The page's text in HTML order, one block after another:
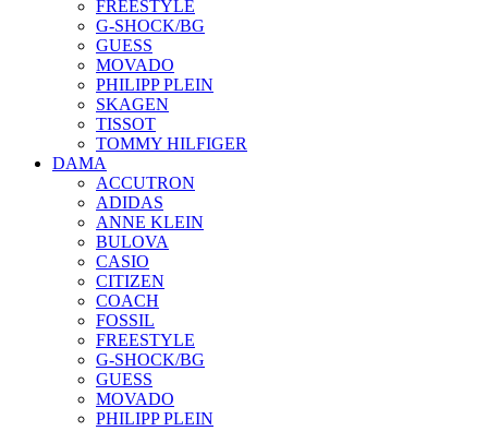
FREESTYLE
G-SHOCK/BG
GUESS
MOVADO
PHILIPP PLEIN
SKAGEN
TISSOT
TOMMY HILFIGER
DAMA
ACCUTRON
ADIDAS
ANNE KLEIN
BULOVA
CASIO
CITIZEN
COACH
FOSSIL
FREESTYLE
G-SHOCK/BG
GUESS
MOVADO
PHILIPP PLEIN